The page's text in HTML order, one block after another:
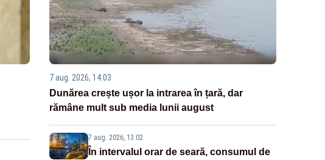
7 aug. 2026, 14:03
Dunărea crește ușor la intrarea în țară, dar
rămâne mult sub media lunii august
7 aug. 2026, 13:02
În intervalul orar de seară, consumul de